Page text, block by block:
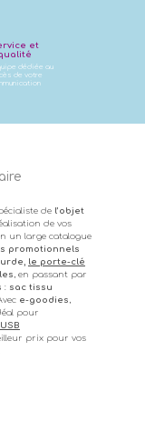
et
dédiée au
de votre
de l’objet
de vos
un large catalogue
promotionnels
le porte-clé
, en passant par
: sac tissu
e-goodies ,
pour
prix pour vos